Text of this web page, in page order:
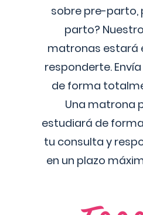
sobre pre-parto,
parto?
matronas estará
responderte.
de forma
Una matrona
estudiará de
tu consulta y
en un plazo